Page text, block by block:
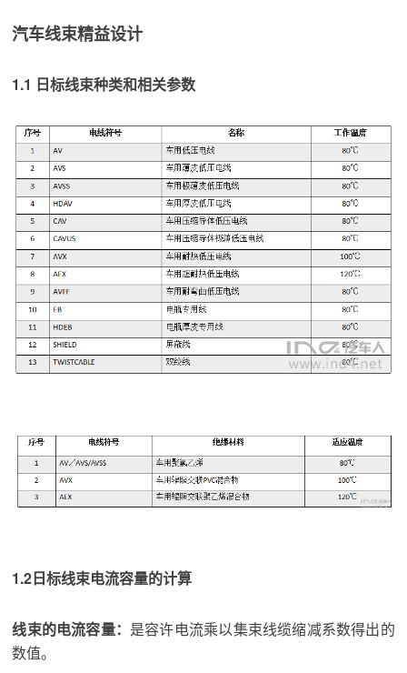
汽车线束精益设计
1.1 日标线束种类和相关参数
1.2日标线束电流容量的计算
线束的电流容量： 是容许电流乘以集束线缆缩减系数得出的
数值。